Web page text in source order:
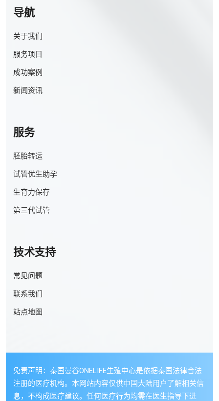
导航
关于我们
服务项目
成功案例
新闻资讯
服务
胚胎转运
试管优生助孕
生育力保存
第三代试管
技术支持
常见问题
联系我们
站点地图
免责声明：泰国曼谷ONELIFE生殖中心是依据泰国法律合法
注册的医疗机构。本网站内容仅供中国大陆用户了解相关信
息，不构成医疗建议。任何医疗行为均需在医生指导下进